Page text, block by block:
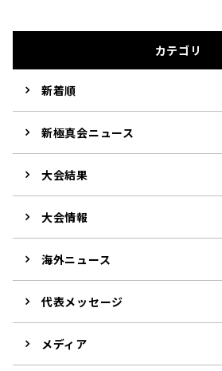
カテゴリ
新着順
新極真会ニュース
大会結果
大会情報
海外ニュース
代表メッセージ
メディア